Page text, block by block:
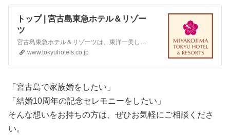
トップ | 宮古島東急ホテル＆リゾー
ツ
宮古島東急ホテル＆リゾーツは、東洋一美しいといわれる与那覇前浜ビーチを望むリゾートホテル。自然を満喫できるアクティビティも充実。目の前に広がる紺碧の海と白い砂浜を眺めながら、心やすらぐひとときをお過ごしください。
www.tokyuhotels.co.jp
「宮古島で家族婚をしたい」
「結婚10周年の記念セレモニーをしたい」
そんな想いをお持ちの方は、ぜひお気軽にご相談くださ
い。